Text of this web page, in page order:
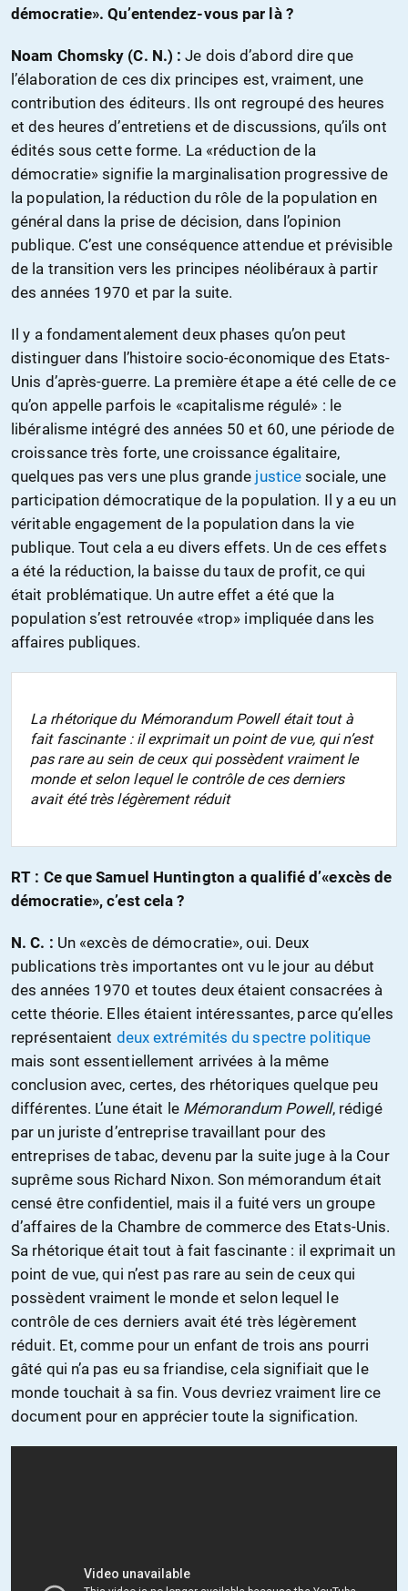
démocratie». Qu’entendez-vous par là ?
Noam Chomsky (C. N.) : Je dois d’abord dire que
l’élaboration de ces dix principes est, vraiment, une
contribution des éditeurs. Ils ont regroupé des heures
et des heures d’entretiens et de discussions, qu’ils ont
édités sous cette forme. La «réduction de la
démocratie» signifie la marginalisation progressive de
la population, la réduction du rôle de la population en
général dans la prise de décision, dans l’opinion
publique. C’est une conséquence attendue et prévisible
de la transition vers les principes néolibéraux à partir
des années 1970 et par la suite.
Il y a fondamentalement deux phases qu’on peut
distinguer dans l’histoire socio-économique des Etats-
Unis d’après-guerre. La première étape a été celle de ce
qu’on appelle parfois le «capitalisme régulé» : le
libéralisme intégré des années 50 et 60, une période de
croissance très forte, une croissance égalitaire,
quelques pas vers une plus grande justice sociale, une
participation démocratique de la population. Il y a eu un
véritable engagement de la population dans la vie
publique. Tout cela a eu divers effets. Un de ces effets
a été la réduction, la baisse du taux de profit, ce qui
était problématique. Un autre effet a été que la
population s’est retrouvée «trop» impliquée dans les
affaires publiques.
La rhétorique du Mémorandum Powellétait tout à
fait fascinante : il exprimait un point de vue, qui n’est
pas rare au sein de ceux qui possèdent vraiment le
monde et selon lequel le contrôle de ces derniers
avait été très légèrement réduit
RT : Ce que Samuel Huntington a qualifié d’«excès de
démocratie», c’est cela ?
N. C. : Un «excès de démocratie», oui. Deux
publications très importantes ont vu le jour au début
des années 1970 et toutes deux étaient consacrées à
cette théorie. Elles étaient intéressantes, parce qu’elles
représentaient deux extrémités du spectre politique
mais sont essentiellement arrivées à la même
conclusion avec, certes, des rhétoriques quelque peu
différentes. L’une était le Mémorandum Powell, rédigé
par un juriste d’entreprise travaillant pour des
entreprises de tabac, devenu par la suite juge à la Cour
suprême sous Richard Nixon. Son mémorandum était
censé être confidentiel, mais il a fuité vers un groupe
d’affaires de la Chambre de commerce des Etats-Unis.
Sa rhétorique était tout à fait fascinante : il exprimait un
point de vue, qui n’est pas rare au sein de ceux qui
possèdent vraiment le monde et selon lequel le
contrôle de ces derniers avait été très légèrement
réduit. Et, comme pour un enfant de trois ans pourri
gâté qui n’a pas eu sa friandise, cela signifiait que le
monde touchait à sa fin. Vous devriez vraiment lire ce
document pour en apprécier toute la signification.